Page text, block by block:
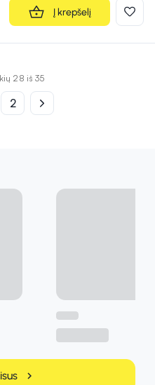
Į krepšelį
28 iš 35
2
chevron_right